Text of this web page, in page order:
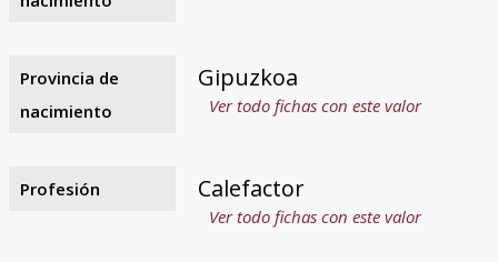
Provincia de
nacimiento
Gipuzkoa
Ver todo fichas con este valor
Profesión Calefactor
Ver todo fichas con este valor